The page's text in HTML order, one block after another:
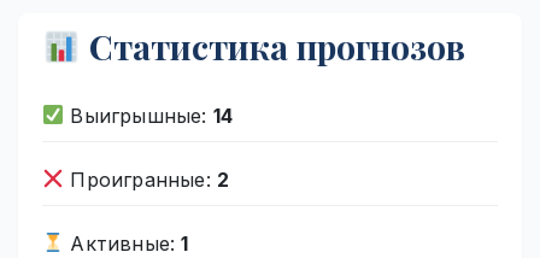
Статистика прогнозов
Выигрышные: 14
Проигранные: 2
Активные:1